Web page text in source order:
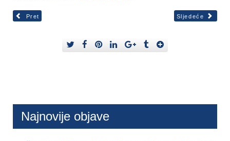
Pret Sljedeće
Najnovije objave